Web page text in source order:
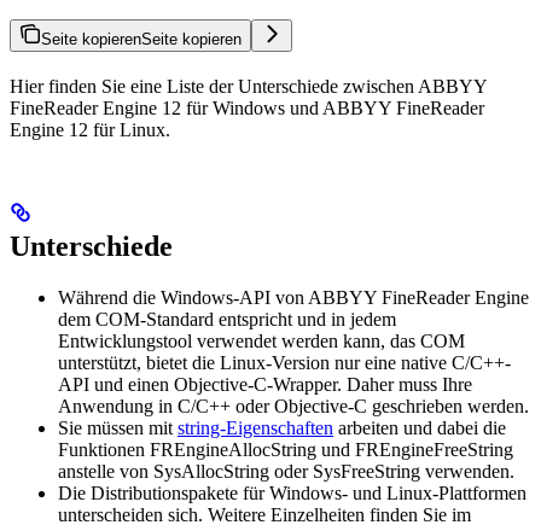
Seite kopierenSeite kopieren
Hier finden Sie eine Liste der Unterschiede zwischen ABBYY
FineReader Engine 12 für Windows und ABBYY FineReader
Engine 12 für Linux.
Unterschiede
Während die Windows-API von ABBYY FineReader Engine
dem COM-Standard entspricht und in jedem
Entwicklungstool verwendet werden kann, das COM
unterstützt, bietet die Linux-Version nur eine native C/C++-
API und einen Objective-C-Wrapper. Daher muss Ihre
Anwendung in C/C++ oder Objective-C geschrieben werden.
Sie müssen mit string-Eigenschaften arbeiten und dabei die
Funktionen FREngineAllocString und FREngineFreeString
anstelle von SysAllocString oder SysFreeString verwenden.
Die Distributionspakete für Windows- und Linux-Plattformen
unterscheiden sich. Weitere Einzelheiten finden Sie im